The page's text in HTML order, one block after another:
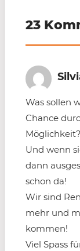
23
Was sollen
Chance
Möglichkeit?
Und wenn
dann
schon da!
Wir sind
mehr und
kommen!
Viel Spass